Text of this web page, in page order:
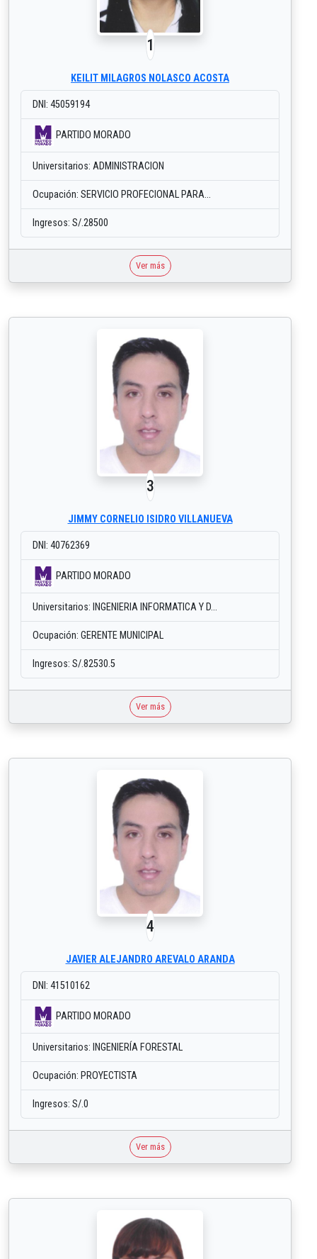
1
KEILIT MILAGROS NOLASCO ACOSTA
DNI: 45059194
PARTIDO MORADO
Universitarios: ADMINISTRACION
Ocupación: SERVICIO PROFECIONAL PARA...
Ingresos: S/.28500
Ver más
3
JIMMY CORNELIO ISIDRO VILLANUEVA
DNI: 40762369
PARTIDO MORADO
Universitarios: INGENIERIA INFORMATICA Y D...
Ocupación: GERENTE MUNICIPAL
Ingresos: S/.82530.5
Ver más
4
JAVIER ALEJANDRO AREVALO ARANDA
DNI: 41510162
PARTIDO MORADO
Universitarios: INGENIERÍA FORESTAL
Ocupación: PROYECTISTA
Ingresos: S/.0
Ver más